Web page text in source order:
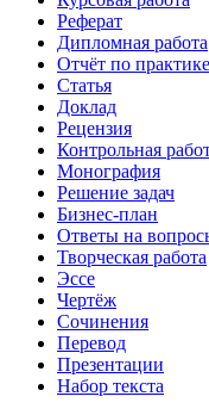
Реферат
Дипломная работа
Отчёт по практике
Статья
Доклад
Рецензия
Контрольная
Монография
Решение задач
Бизнес-план
Ответы на
Творческая работа
Эссе
Чертёж
Сочинения
Перевод
Презентации
Набор текста